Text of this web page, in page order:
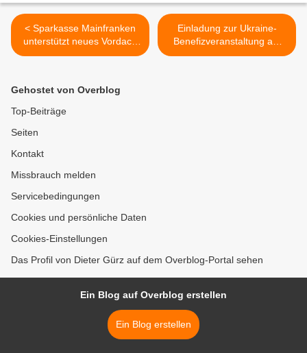
< Sparkasse Mainfranken
unterstützt neues Vordach
an der Kuratiekirche
Einladung zur Ukraine-
Benefizveranstaltung am
22.11.2025 im Pfarrsaal der
Gehostet von Overblog
Top-Beiträge
Seiten
Kontakt
Missbrauch melden
Servicebedingungen
Cookies und persönliche Daten
Cookies-Einstellungen
Das Profil von Dieter Gürz auf dem Overblog-Portal sehen
Ein Blog auf Overblog erstellen
Ein Blog erstellen